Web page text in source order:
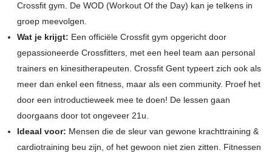
Crossfit gym. De WOD (Workout Of the Day) kan je telkens in
groep meevolgen.
Wat je krijgt: Een officiële Crossfit gym opgericht door
gepassioneerde Crossfitters, met een heel team aan personal
trainers en kinesitherapeuten. Crossfit Gent typeert zich ook als
meer dan enkel een fitness, maar als een community. Proef het
door een introductieweek mee te doen! De lessen gaan
doorgaans door tot ongeveer 21u.
Ideaal voor: Mensen die de sleur van gewone krachttraining &
cardiotraining beu zijn, of het gewoon niet zien zitten. Fitnessen